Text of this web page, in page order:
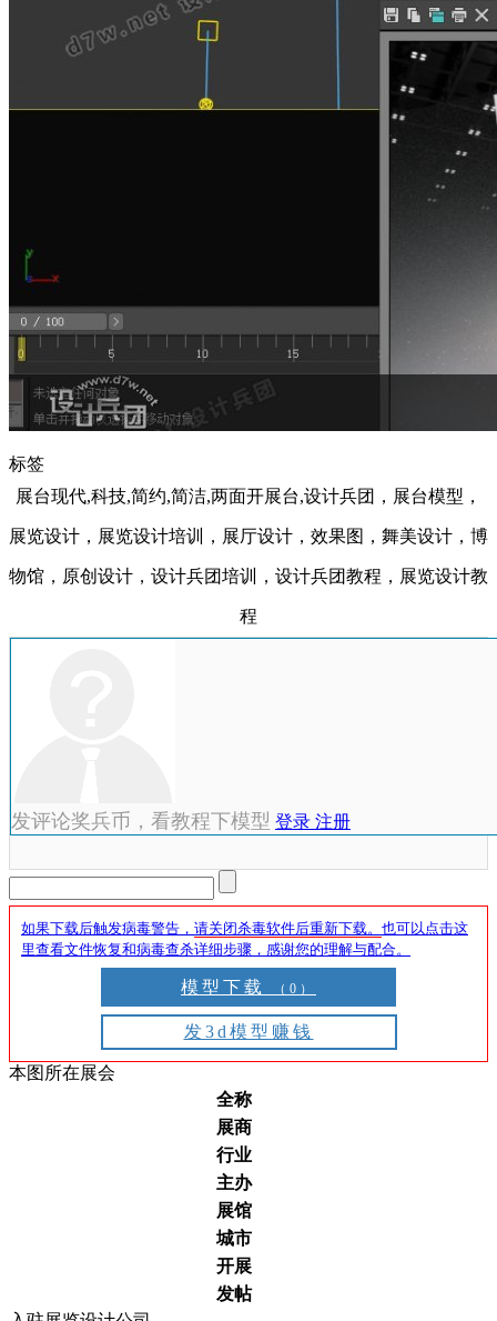
标签
展台现代,科技,简约,简洁,两面开展台,设计兵团，展台模型，
展览设计，展览设计培训，展厅设计，效果图，舞美设计，博
物馆，原创设计，设计兵团培训，设计兵团教程，展览设计教
程
发评论奖兵币，看教程下模型 登录 注册
如果下载后触发病毒警告， 请关闭杀毒软件后重新下载。 也可以点击这
里查看文件恢复和病毒查杀详细步骤，感谢您的理解与配合。
模型下载 （0）
发3d模型赚钱
本图所在展会
全称
展商
行业
主办
展馆
城市
开展
发帖